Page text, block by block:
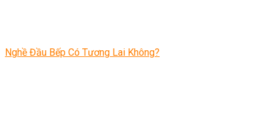
Nghề Đầu Bếp Có Tương Lai Không?